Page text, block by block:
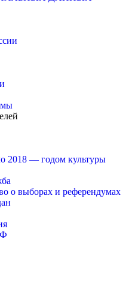
2018 — годом культуры
о выборах и референдумах